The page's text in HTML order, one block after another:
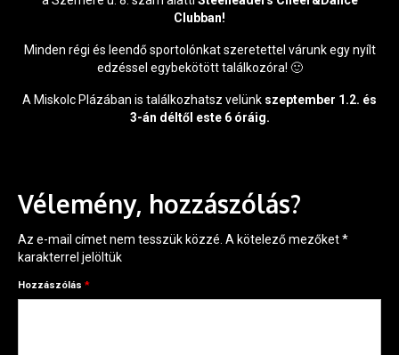
Clubban!
Minden régi és leendő sportolónkat szeretettel várunk egy nyílt
edzéssel egybekötött találkozóra! 🙂
A Miskolc Plázában is találkozhatsz velünk szeptember 1.2. és
3-án déltől este 6 óráig.
Vélemény, hozzászólás?
Az e-mail címet nem tesszük közzé. A kötelező mezőket*
karakterrel jelöltük
Hozzászólás *